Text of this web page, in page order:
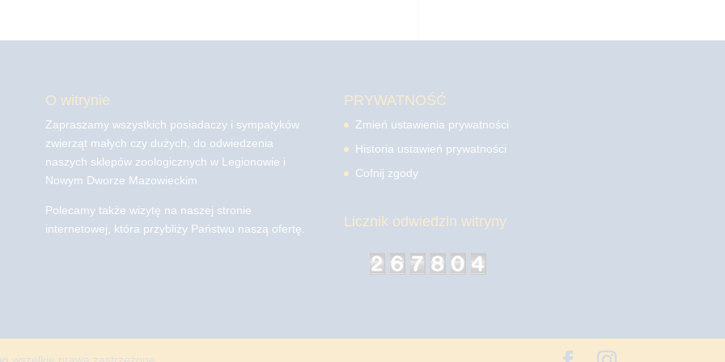
O witrynie
Zapraszamy wszystkich posiadaczy i sympatyków
zwierząt małych czy dużych, do odwiedzenia
naszych sklepów zoologicznych w Legionowie i
Nowym Dworze Mazowieckim
Polecamy także wizytę na naszej stronie
internetowej, która przybliży Państwu naszą ofertę.
PRYWATNOŚĆ
Zmień ustawienia prywatności
Historia ustawień prywatności
Cofnij zgody
Licznik odwiedzin witryny